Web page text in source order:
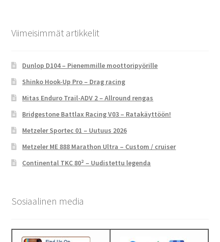
Viimeisimmät artikkelit
Dunlop D104 – Pienemmille moottoripyörille
Shinko Hook-Up Pro – Drag racing
Mitas Enduro Trail-ADV 2 – Allround rengas
Bridgestone Battlax Racing V03 – Ratakäyttöön!
Metzeler Sportec 01 – Uutuus 2026
Metzeler ME 888 Marathon Ultra – Custom / cruiser
Continental TKC 80² – Uudistettu legenda
Sosiaalinen media